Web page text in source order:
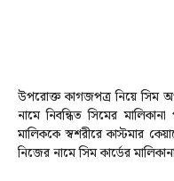
উপরোক্ত কাগজপত্র নিয়ে সিম
নামে নিবন্ধিত সিমের মালিকানা
মালিককে স্বশরীরে কাস্টমার
নিজের নামে সিম কার্ডের